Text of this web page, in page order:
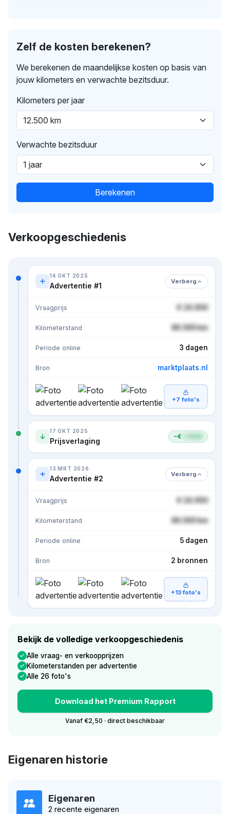
Zelf de kosten berekenen?
We berekenen de maandelijkse kosten op basis van
jouw kilometers en verwachte bezitsduur.
Kilometers per jaar
Verwachte bezitsduur
Berekenen
Verkoopgeschiedenis
14 OKT 2025
Advertentie #1 Verberg
Vraagprijs € 24.950
Kilometerstand 86.500 km
Periode online 3 dagen
Bron marktplaats.nl
+7 foto's
17 OKT 2025
Prijsverlaging −€
13 MRT 2026
Advertentie #2 Verberg
Vraagprijs € 24.950
Kilometerstand 86.500 km
Periode online 5 dagen
Bron 2 bronnen
+13 foto's
Bekijk de volledige verkoopgeschiedenis
Alle vraag- en verkoopprijzen
Kilometerstanden per advertentie
Alle 26 foto's
Download het Premium Rapport
Vanaf €2,50 · direct beschikbaar
Eigenaren historie
Eigenaren
2 recente eigenaren